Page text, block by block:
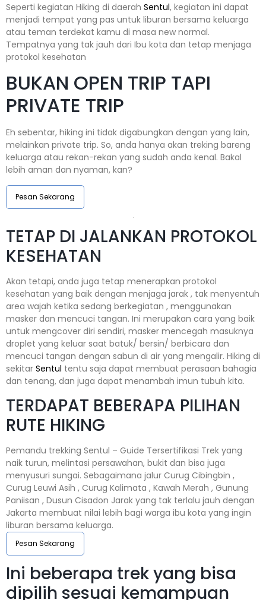
Seperti kegiatan Hiking di daerah Sentul, kegiatan ini dapat
menjadi tempat yang pas untuk liburan bersama keluarga
atau teman terdekat kamu di masa new normal.
Tempatnya yang tak jauh dari Ibu kota dan tetap menjaga
protokol kesehatan
BUKAN OPEN TRIP TAPI
PRIVATE TRIP
Eh sebentar, hiking ini tidak digabungkan dengan yang lain,
melainkan private trip. So, anda hanya akan treking bareng
keluarga atau rekan-rekan yang sudah anda kenal. Bakal
lebih aman dan nyaman, kan?
Pesan Sekarang
TETAP DI JALANKAN PROTOKOL
KESEHATAN
Akan tetapi, anda juga tetap menerapkan protokol
kesehatan yang baik dengan menjaga jarak , tak menyentuh
area wajah ketika sedang berkegiatan , menggunakan
masker dan mencuci tangan. Ini merupakan cara yang baik
untuk mengcover diri sendiri, masker mencegah masuknya
droplet yang keluar saat batuk/ bersin/ berbicara dan
mencuci tangan dengan sabun di air yang mengalir. Hiking di
sekitar Sentul tentu saja dapat membuat perasaan bahagia
dan tenang, dan juga dapat menambah imun tubuh kita.
TERDAPAT BEBERAPA PILIHAN
RUTE HIKING
Pemandu trekking Sentul – Guide Tersertifikasi Trek yang
naik turun, melintasi persawahan, bukit dan bisa juga
menyusuri sungai. Sebagaimana jalur Curug Cibingbin ,
Curug Leuwi Asih , Curug Kalimata , Kawah Merah , Gunung
Paniisan , Dusun Cisadon Jarak yang tak terlalu jauh dengan
Jakarta membuat nilai lebih bagi warga ibu kota yang ingin
liburan bersama keluarga.
Pesan Sekarang
Ini beberapa trek yang bisa
dipilih sesuai kemampuan